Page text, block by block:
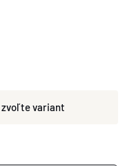
zvoľte variant